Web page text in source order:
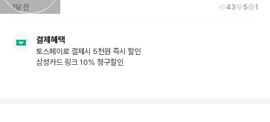
1달 전 43 5 1
결제혜택
토스페이로 결제시 5천원 즉시 할인
삼성카드 링크 10% 청구할인